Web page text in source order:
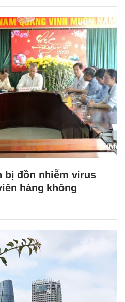
bị đồn nhiễm virus
hàng không